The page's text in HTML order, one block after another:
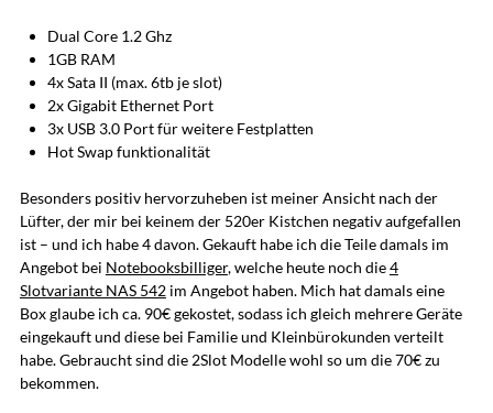
Dual Core 1.2 Ghz
1GB RAM
4x Sata II (max. 6tb je slot)
2x Gigabit Ethernet Port
3x USB 3.0 Port für weitere Festplatten
Hot Swap funktionalität
Besonders positiv hervorzuheben ist meiner Ansicht nach der
Lüfter, der mir bei keinem der 520er Kistchen negativ aufgefallen
ist – und ich habe 4 davon. Gekauft habe ich die Teile damals im
Angebot bei Notebooksbilliger, welche heute noch die4
Slotvariante NAS 542im Angebot haben. Mich hat damals eine
Box glaube ich ca. 90€ gekostet, sodass ich gleich mehrere Geräte
eingekauft und diese bei Familie und Kleinbürokunden verteilt
habe. Gebraucht sind die 2Slot Modelle wohl so um die 70€ zu
bekommen.